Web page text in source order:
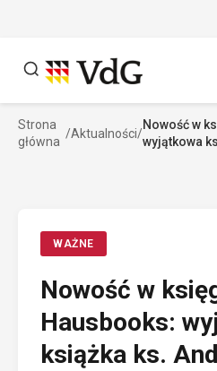
Szukaj
Strona
główna
/Aktualności/
Nowość w
wyjątkowa
WAŻNE
Nowość w
Hausbooks:
książka ks.